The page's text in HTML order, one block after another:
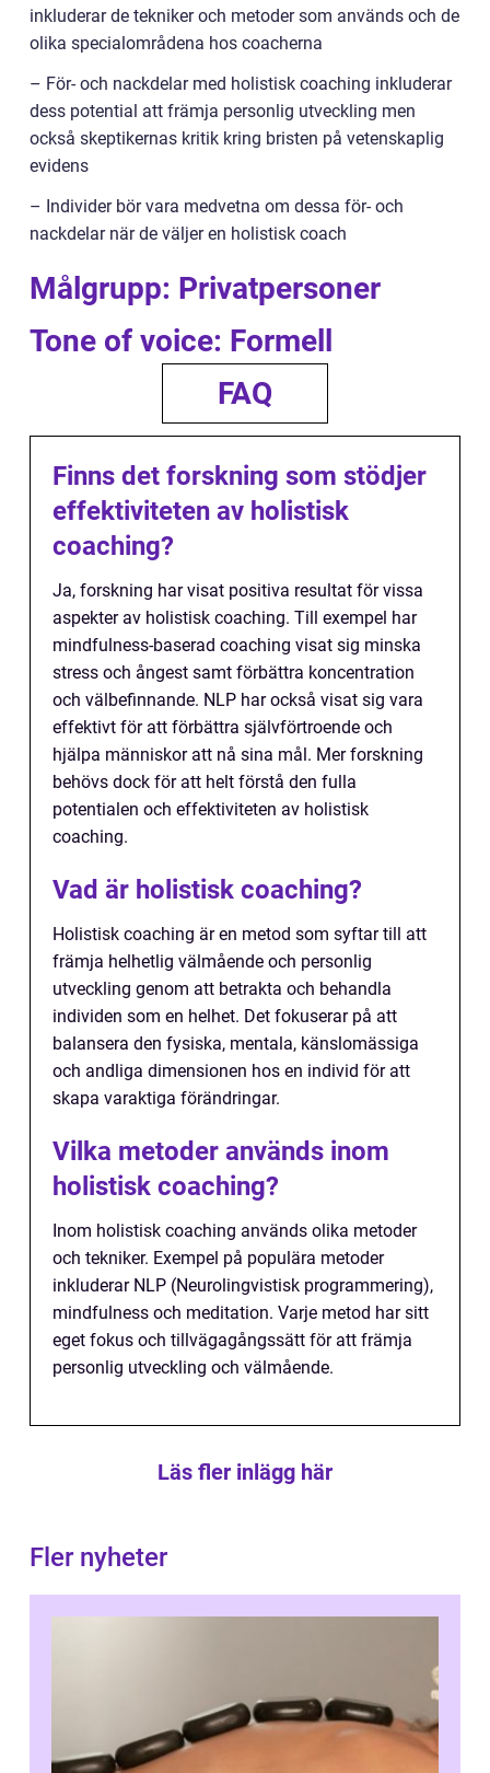
inkluderar de tekniker och metoder som används och de
olika specialområdena hos coacherna
– För- och nackdelar med holistisk coaching inkluderar
dess potential att främja personlig utveckling men
också skeptikernas kritik kring bristen på vetenskaplig
evidens
– Individer bör vara medvetna om dessa för- och
nackdelar när de väljer en holistisk coach
Målgrupp: Privatpersoner
Tone of voice: Formell
FAQ
Finns det forskning som stödjer
effektiviteten av holistisk
coaching?
Ja, forskning har visat positiva resultat för vissa
aspekter av holistisk coaching. Till exempel har
mindfulness-baserad coaching visat sig minska
stress och ångest samt förbättra koncentration
och välbefinnande. NLP har också visat sig vara
effektivt för att förbättra självförtroende och
hjälpa människor att nå sina mål. Mer forskning
behövs dock för att helt förstå den fulla
potentialen och effektiviteten av holistisk
coaching.
Vad är holistisk coaching?
Holistisk coaching är en metod som syftar till att
främja helhetlig välmående och personlig
utveckling genom att betrakta och behandla
individen som en helhet. Det fokuserar på att
balansera den fysiska, mentala, känslomässiga
och andliga dimensionen hos en individ för att
skapa varaktiga förändringar.
Vilka metoder används inom
holistisk coaching?
Inom holistisk coaching används olika metoder
och tekniker. Exempel på populära metoder
inkluderar NLP (Neurolingvistisk programmering),
mindfulness och meditation. Varje metod har sitt
eget fokus och tillvägagångssätt för att främja
personlig utveckling och välmående.
Läs fler inlägg här
Fler nyheter